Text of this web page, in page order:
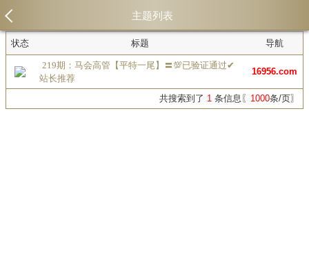
主题列表
状态 标题 导航
219期：马会高管【平特一尾】〓💯已验证通过✔
站长推荐
16956.com
共搜索到了 1 条信息〖 1000条/页〗